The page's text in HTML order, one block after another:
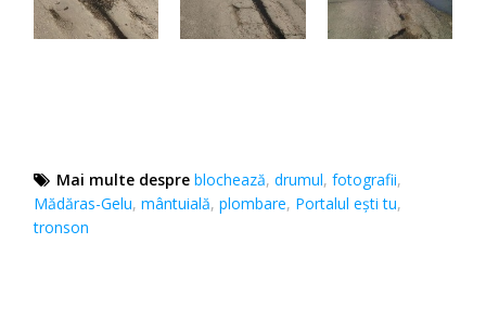
Mai multe despre blochează,drumul,fotografii,
Mădăras-Gelu,mântuială,plombare, Portalul eşti tu,
tronson